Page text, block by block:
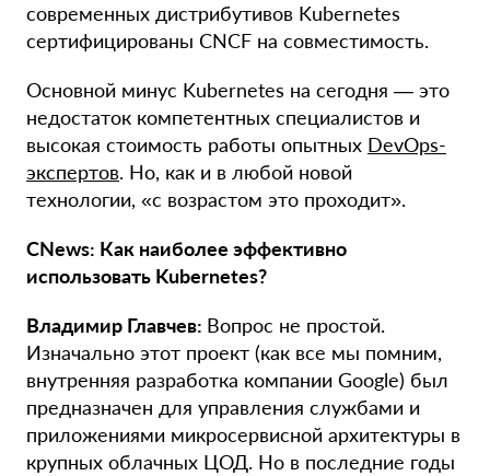
современных дистрибутивов Kubernetes
сертифицированы CNCF на совместимость.
Основной минус Kubernetes на сегодня — это
недостаток компетентных специалистов и
высокая стоимость работы опытных DevOps-
экспертов. Но, как и в любой новой
технологии, «с возрастом это проходит».
CNews: Как наиболее эффективно
использовать Kubernetes?
Владимир Главчев: Вопрос не простой.
Изначально этот проект (как все мы помним,
внутренняя разработка компании Google) был
предназначен для управления службами и
приложениями микросервисной архитектуры в
крупных облачных ЦОД. Но в последние годы